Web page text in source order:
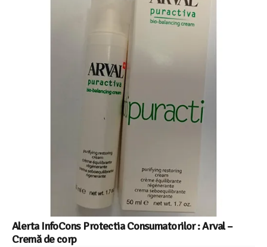
Alerta InfoCons Protectia Consumatorilor : Arval –
Cremă de corp